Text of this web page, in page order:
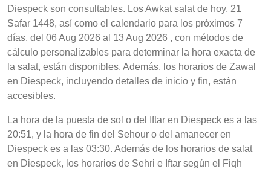
Diespeck son consultables. Los Awkat salat de hoy, 21
Safar 1448, así como el calendario para los próximos 7
días, del 06 Aug 2026 al 13 Aug 2026 , con métodos de
cálculo personalizables para determinar la hora exacta de
la salat, están disponibles. Además, los horarios de Zawal
en Diespeck, incluyendo detalles de inicio y fin, están
accesibles.
La hora de la puesta de sol o del Iftar en Diespeck es a las
20:51, y la hora de fin del Sehour o del amanecer en
Diespeck es a las 03:30. Además de los horarios de salat
en Diespeck, los horarios de Sehri e Iftar según el Fiqh